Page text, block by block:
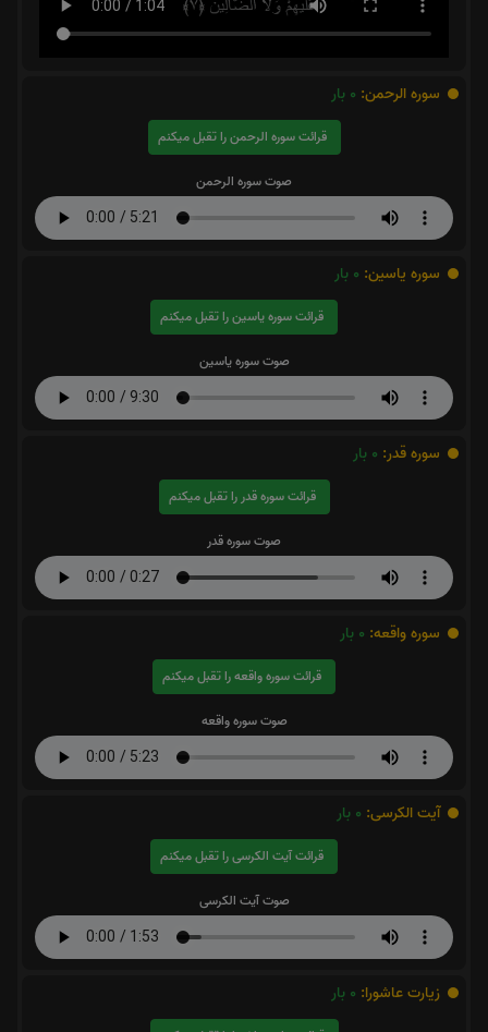
سوره الرحمن: 0 بار
قرائت سوره الرحمن را تقبل میکنم
صوت سوره الرحمن
سوره یاسین: 0 بار
قرائت سوره یاسین را تقبل میکنم
صوت سوره یاسین
سوره قدر: 0 بار
قرائت سوره قدر را تقبل میکنم
صوت سوره قدر
سوره واقعه: 0 بار
قرائت سوره واقعه را تقبل میکنم
صوت سوره واقعه
آیت الکرسی: 0 بار
قرائت آیت الکرسی را تقبل میکنم
صوت آیت الکرسی
زیارت عاشورا: 0 بار